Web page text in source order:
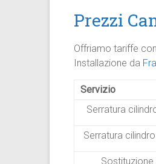
Prezzi
Offriamo tariffe
Installazione da
Servizio
Serratura
Serratura